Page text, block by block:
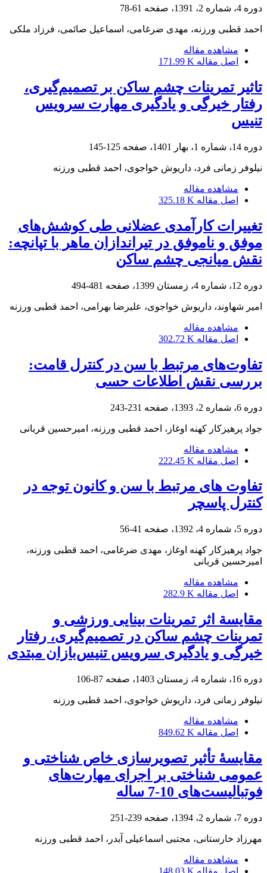
دوره 4، شماره 2، 1391، صفحه 61-78
احمد قطبی ورزنه، مهدی ضرغامی، اسماعیل صائمی، فرزاد ملکی
مشاهده مقاله
اصل مقاله 171.99 K
تاثیر تمرینات چشم ساکن بر تصمیم‌گیری،
رفتار ‏خیرگی و یادگیری مهارت سرویس
تنیس
دوره 14، شماره 1، بهار 1401، صفحه 125-145
نیلوفر زمانی فرد، داریوش خواجوی، احمد قطبی ورزنه
مشاهده مقاله
اصل مقاله 325.18 K
تغییرات کارآمدی عضلانی طی کوشش‌های
موفق و ناموفق در تیراندازان ماهر با تپانچه:
نقش میانجی چشم ساکن
دوره 12، شماره 4، زمستان 1399، صفحه 481-494
امیر شهاوند، داریوش خواجوی، علیرضا بهرامی، احمد قطبی ورزنه
مشاهده مقاله
اصل مقاله 302.72 K
تفاوت‌های مرتبط با سن در کنترل قامت:
بررسی نقش اطلاعات حسی
دوره 6، شماره 2، 1393، صفحه 231-243
جواد پرهیزکار کهنه اوغاز، احمد قطبی ورزنه، امیرحسین قربانی
مشاهده مقاله
اصل مقاله 222.45 K
تفاوت های مرتبط با سن و کانون توجه در
کنترل پاسچر
دوره 5، شماره 4، 1392، صفحه 41-56
جواد پرهیزکار کهنه اوغاز، مهدی ضرغامی، احمد قطبی ورزنه،
امیرحسین قربانی
مشاهده مقاله
اصل مقاله 282.9 K
مقایسة اثر تمرینات بینایی ورزشی و
تمرینات چشم ساکن در تصمیم‌گیری، رفتار
خیرگی و یادگیری سرویس تنیس‌بازان مبتدی
دوره 16، شماره 4، زمستان 1403، صفحه 87-106
نیلوفر زمانی فرد، داریوش خواجوی، احمد قطبی ورزنه
مشاهده مقاله
اصل مقاله 849.62 K
مقایسۀ تأثیر تصویرسازی خاص شناختی و
عمومی شناختی بر اجرای مهارت‌های
فوتبالیست‌های 10-7 ساله
دوره 7، شماره 2، 1394، صفحه 239-251
مهرزاد خارستانی، مجتبی اسماعیلی آبدر، احمد قطبی ورزنه
مشاهده مقاله
اصل مقاله 148.03 K